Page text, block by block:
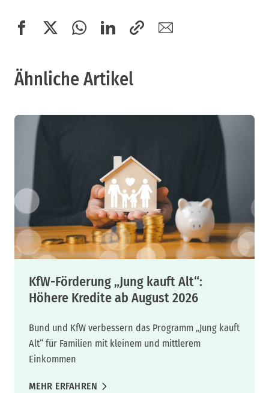
Ähnliche Artikel
KfW-Förderung „Jung kauft Alt“:
Höhere Kredite ab August 2026
Bund und KfW verbessern das Programm „Jung kauft
Alt“ für Familien mit kleinem und mittlerem
Einkommen
MEHR ERFAHREN